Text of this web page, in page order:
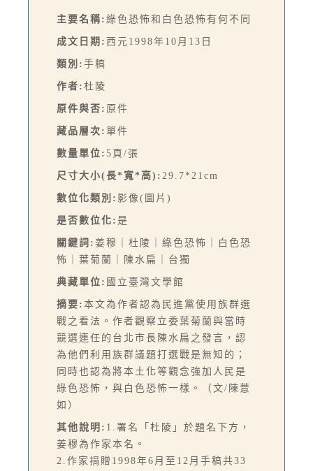
主要名稱: 綠色恐怖和白色恐怖有何不同
成文日期: 西元1998年10月13日
類別: 手稿
作者: 杜陵
原件與否: 原件
藏品層次: 單件
數量單位: 5頁/張
尺寸大小(長*寬*高): 29.7*21cm
數位化類別: 影像(圖片)
是否數位化: 是
關鍵詞: 姜穆｜杜陵｜綠色恐怖｜白色恐
怖｜葉菊蘭｜陳水扁｜台獨
典藏單位: 國立臺灣文學館
摘要: 本文為作者認為民進黨使用族群選
戰之看法。作者觀察立委葉菊蘭與當時
競選連任的台北市長陳水扁之發言，認
為他們利用族群議題打選戰是無知的；
同時也認為將本土化等觀念強加人民是
綠色恐怖，與白色恐怖一樣。（文/陳薏
如）
其他說明: 1.署名「杜陵」於題名下方，
姜穆為作家本名。
2.作家捐贈1998年6月至12月手稿共33